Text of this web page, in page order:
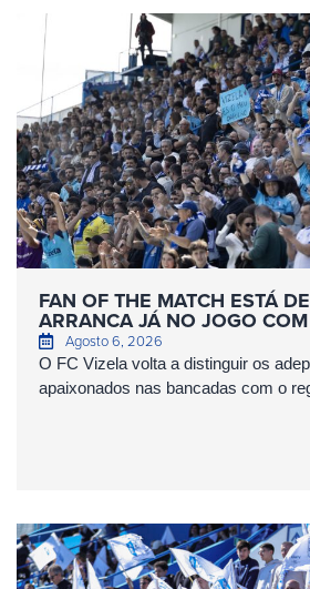
FAN OF THE MATCH ESTÁ
ARRANCA JÁ NO JOGO
Agosto 6, 2026
O FC Vizela volta a distinguir os
apaixonados nas bancadas com o